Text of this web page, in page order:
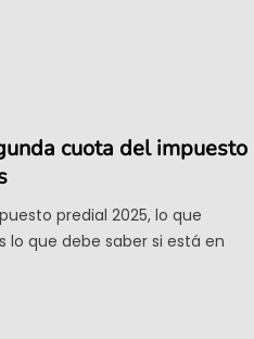
cuota del impuesto
predial 2025, lo que
lo que debe saber si está en